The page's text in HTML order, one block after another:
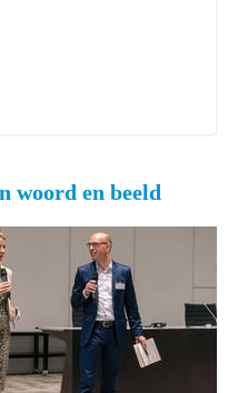
woord en beeld